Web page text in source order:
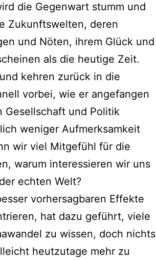
die Gegenwart stumm und
Zukunftswelten, deren
und Nöten, ihrem Glück und
als die heutige Zeit.
kehren zurück in die
vorbei, wie er angefangen
Gesellschaft und Politik
weniger Aufmerksamkeit
wir viel Mitgefühl für die
warum interessieren wir uns
echten Welt?
vorhersagbaren Effekte
hat dazu geführt, viele
zu wissen, doch nichts
heutzutage mehr zu